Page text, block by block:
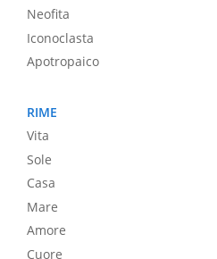
Neofita
Iconoclasta
Apotropaico
RIME
Vita
Sole
Casa
Mare
Amore
Cuore